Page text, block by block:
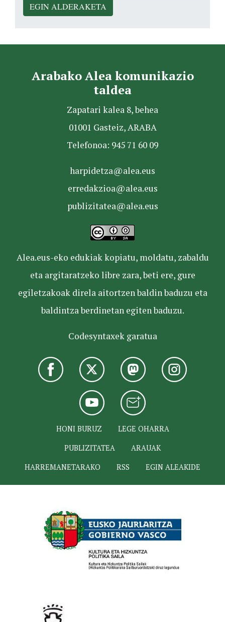
EGIN ALDERAKETA
Arabako Alea komunikazio
taldea
Zapatari kalea 8, behea
01001 Gasteiz, ARABA
Telefonoa: 945 71 60 09
harpidetza@alea.eus
erredakzioa@alea.eus
publizitatea@alea.eus
Alea.eus-eko edukiak kopiatu, moldatu, zabaldu
eta argitaratzeko libre zara, beti ere, gure
egiletzakoak direla aitortzen baldin baduzu eta
baldintza berdinetan egiten baduzu.
Codesyntaxek garatua
HONI BURUZ
LEGE OHARRA
PUBLIZITATEA
ARAUAK
HARREMANETARAKO
RSS EGIN ALEAKIDE